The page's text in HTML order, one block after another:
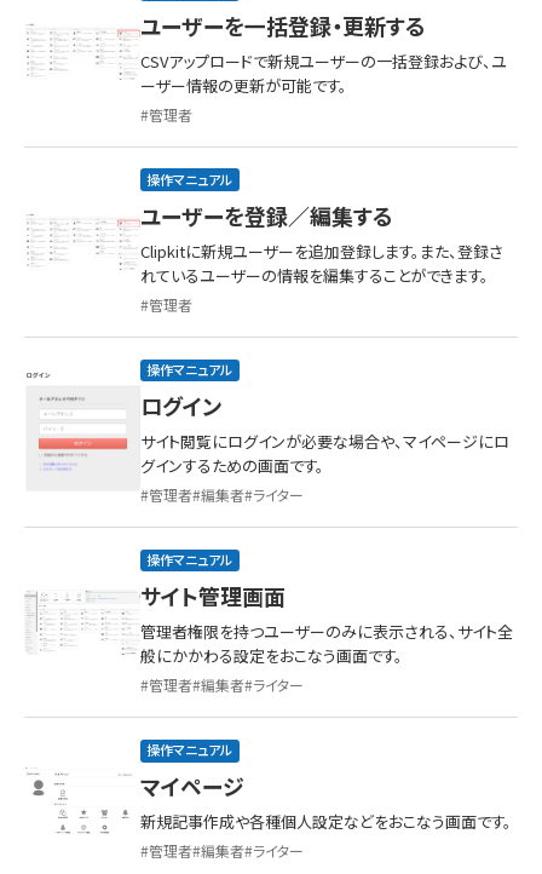
ユーザーを一括登録・更新する
CSVアップロードで新規ユーザーの一括登録および、ユ
ーザー情報の更新が可能です。
管理者
操作マニュアル
ユーザーを登録／編集する
Clipkitに新規ユーザーを追加登録します。また、登録さ
れているユーザーの情報を編集することができます。
管理者
操作マニュアル
ログイン
サイト閲覧にログインが必要な場合や、マイページにロ
グインするための画面です。
管理者 編集者 ライター
操作マニュアル
サイト管理画面
管理者権限を持つユーザーのみに表示される、サイト全
般にかかわる設定をおこなう画面です。
管理者 編集者 ライター
操作マニュアル
マイページ
新規記事作成や各種個人設定などをおこなう画面です。
管理者 編集者 ライター